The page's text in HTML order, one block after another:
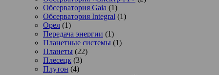
Обсерватория Gaia (1)
Обсерватория Integral (1)
Орел (1)
Передача энергии (1)
Планетные системы (1)
Планеты (22)
Плесецк (3)
Плутон (4)